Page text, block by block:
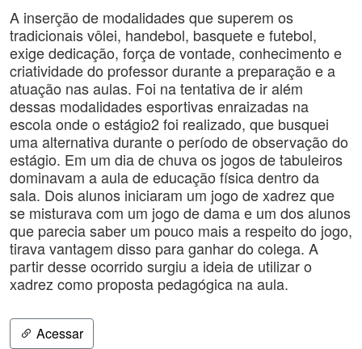
A inserção de modalidades que superem os
tradicionais vôlei, handebol, basquete e futebol,
exige dedicação, força de vontade, conhecimento e
criatividade do professor durante a preparação e a
atuação nas aulas. Foi na tentativa de ir além
dessas modalidades esportivas enraizadas na
escola onde o estágio2 foi realizado, que busquei
uma alternativa durante o período de observação do
estágio. Em um dia de chuva os jogos de tabuleiros
dominavam a aula de educação física dentro da
sala. Dois alunos iniciaram um jogo de xadrez que
se misturava com um jogo de dama e um dos alunos
que parecia saber um pouco mais a respeito do jogo,
tirava vantagem disso para ganhar do colega. A
partir desse ocorrido surgiu a ideia de utilizar o
xadrez como proposta pedagógica na aula.
Acessar